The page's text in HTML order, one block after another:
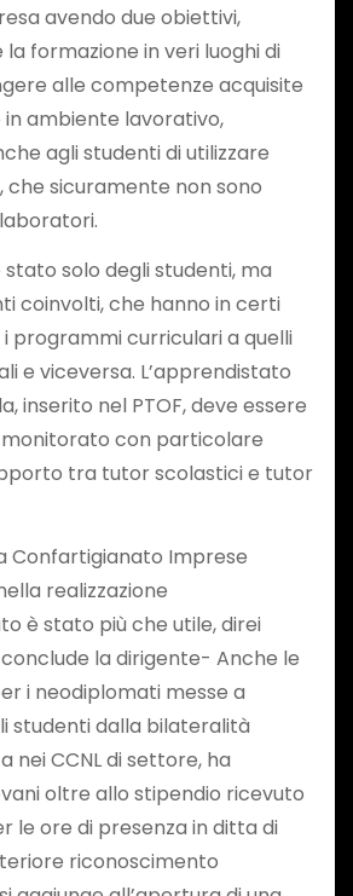
avendo due obiettivi,
formazione in veri luoghi di
alle competenze acquisite
in ambiente lavorativo,
agli studenti di utilizzare
sicuramente non sono
stato solo degli studenti, ma
coinvolti, che hanno in certi
programmi curriculari a quelli
e viceversa. L’apprendistato
inserito nel PTOF, deve essere
con particolare
tra tutor scolastici e tutor
Confartigianato Imprese
realizzazione
è stato più che utile, direi
la dirigente- Anche le
i neodiplomati messe a
studenti dalla bilateralità
nei CCNL di settore, ha
oltre allo stipendio ricevuto
le ore di presenza in ditta di
riconoscimento